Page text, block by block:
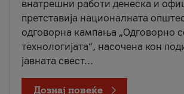
внатрешни работи денеска и
претставија националната
одговорна кампања „Одговорно
технологијата“, насочена кон
јавната свест...
Дознај повеќе